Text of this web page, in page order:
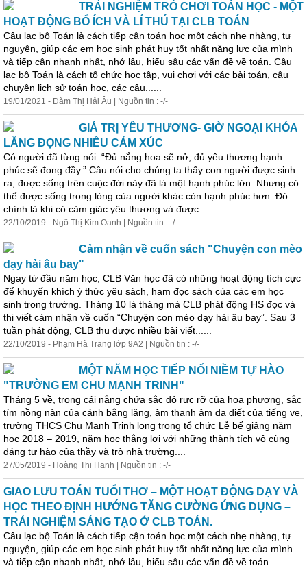
TRẢI NGHIỆM TRÒ CHƠI TOÁN HỌC - MỘT
HOẠT ĐỘNG BỔ ÍCH VÀ LÍ THÚ TẠI CLB TOÁN
Câu lạc bộ Toán là cách tiếp cận toán học một cách nhẹ nhàng , tự
nguyện, giúp các em học sinh phát huy tốt nhất năng lực của mình
và tiếp cận nhanh nhất, nhớ lâu, hiểu sâu các vấn đề về toán. Câu
lạc bộ Toán là cách tổ chức học tập, vui chơi với các bài toán, câu
chuyện lịch sử toán học, các câu......
19/01/2021 - Đàm Thị Hải Âu | Nguồn tin : -/-
GIÁ TRỊ YÊU THƯƠNG- GIỜ NGOẠI KHÓA
LẮNG ĐỌNG NHIỀU CẢM XÚC
Có người đã từng nói: “Đủ nắng hoa sẽ nở, đủ yêu thương hạnh
phúc sẽ đong đầy.” Câu nói cho chúng ta thấy con người được sinh
ra, được sống trên cuộc đời này đã là một hạnh phúc lớn. Nhưng có
thể được sống trong lòng của người khác còn hạnh phúc hơn. Đó
chính là khi có cảm giác yêu thương và được......
22/10/2019 - Ngô Thị Kim Oanh | Nguồn tin : -/-
Cảm nhận về cuốn sách "Chuyện con mèo
dạy hải âu bay"
Ngay từ đầu năm học, CLB Văn học đã có những hoạt động tích cực
để khuyến khích ý thức yêu sách, ham đọc sách của các em học
sinh trong trường. Tháng 10 là tháng mà CLB phát động HS đọc và
thi viết cảm nhận về cuốn “Chuyện con mèo dạy hải âu bay”. Sau 3
tuần phát động, CLB thu được nhiều bài viết......
22/10/2019 - Phạm Hà Trang lớp 9A2 | Nguồn tin : -/-
MỘT NĂM HỌC TIẾP NỐI NIỀM TỰ HÀO
"TRƯỜNG EM CHU MẠNH TRINH"
Tháng 5 về, trong cái nắng chứa sắc đỏ rực rỡ của hoa phượng, sắc
tím nồng nàn của cánh bằng lăng, âm thanh âm da diết của tiếng ve,
trường THCS Chu Mạnh Trinh long trọng tổ chức Lễ bế giảng năm
học 2018 – 2019, năm học thắng lợi với những thành tích vô cùng
đáng tự hào của thầy và trò nhà trường....
27/05/2019 - Hoàng Thị Hạnh | Nguồn tin : -/-
GIAO LƯU TOÁN TUỔI THƠ – MỘT HOẠT ĐỘNG DẠY VÀ
HỌC THEO ĐỊNH HƯỚNG TĂNG CƯỜNG ỨNG DỤNG –
TRẢI NGHIỆM SÁNG TẠO Ở CLB TOÁN.
Câu lạc bộ Toán là cách tiếp cận toán học một cách nhẹ nhàng , tự
nguyện, giúp các em học sinh phát huy tốt nhất năng lực của mình
và tiếp cận nhanh nhất, nhớ lâu, hiểu sâu các vấn đề về toán....